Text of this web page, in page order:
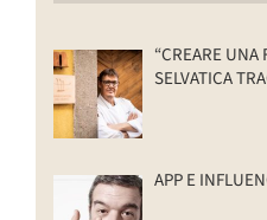
“CREARE UNA
SELVATICA
APP E